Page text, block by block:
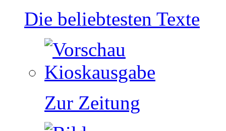
Die beliebtesten Texte
Zur Zeitung